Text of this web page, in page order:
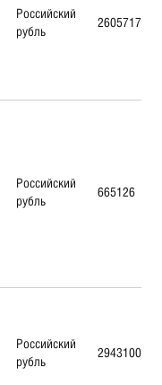
Российский
рубль
2605717.08
Российский
рубль
665126
Российский
рубль
29431000